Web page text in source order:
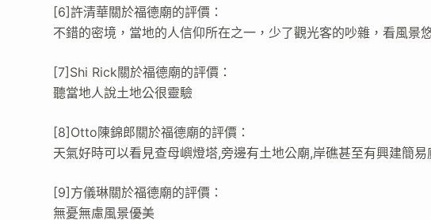
[6]許清華關於福德廟的評價：
不錯的密境，當地的人信仰所在之一，少了觀光客的吵雜，看風景
[7]Shi Rick關於福德廟的評價：
聽當地人說土地公很靈驗
[8]Otto陳錦郎關於福德廟的評價：
天氣好時可以看見查母嶼燈塔,旁邊有土地公廟,岸礁甚至有興建簡
[9]方儀琳關於福德廟的評價：
無憂無慮風景優美